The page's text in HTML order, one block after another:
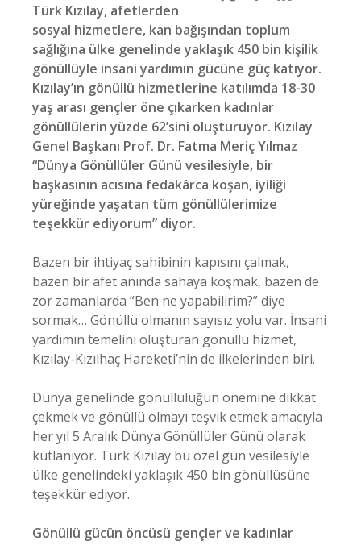
Türk Kızılay, afetlerden
sosyal hizmetlere, kan bağışından toplum
sağlığına ülke genelinde yaklaşık 450 bin kişilik
gönüllüyle insani yardımın gücüne güç katıyor.
Kızılay’ın gönüllü hizmetlerine katılımda 18-30
yaş arası gençler öne çıkarken kadınlar
gönüllülerin yüzde 62’sini oluşturuyor. Kızılay
Genel Başkanı Prof. Dr. Fatma Meriç Yılmaz
“Dünya Gönüllüler Günü vesilesiyle, bir
başkasının acısına fedakârca koşan, iyiliği
yüreğinde yaşatan tüm gönüllülerimize
teşekkür ediyorum” diyor.
Bazen bir ihtiyaç sahibinin kapısını çalmak,
bazen bir afet anında sahaya koşmak, bazen de
zor zamanlarda “Ben ne yapabilirim?” diye
sormak… Gönüllü olmanın sayısız yolu var. İnsani
yardımın temelini oluşturan gönüllü hizmet,
Kızılay-Kızılhaç Hareketi’nin de ilkelerinden biri.
Dünya genelinde gönüllülüğün önemine dikkat
çekmek ve gönüllü olmayı teşvik etmek amacıyla
her yıl 5 Aralık Dünya Gönüllüler Günü olarak
kutlanıyor. Türk Kızılay bu özel gün vesilesiyle
ülke genelindeki yaklaşık 450 bin gönüllüsüne
teşekkür ediyor.
Gönüllü gücün öncüsü gençler ve kadınlar